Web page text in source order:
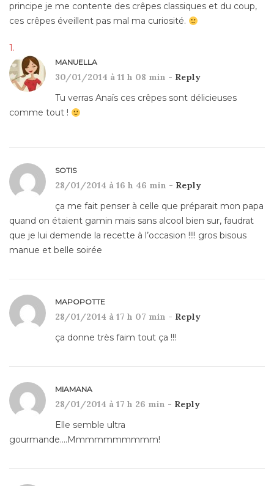
principe je me contente des crêpes classiques et du coup,
ces crêpes éveillent pas mal ma curiosité.
MANUELLA
30/01/2014 à 11 h 08 min - Reply
Tu verras Anaïs ces crêpes sont délicieuses
comme tout !
SOTIS
28/01/2014 à 16 h 46 min - Reply
ça me fait penser à celle que préparait mon papa
quand on étaient gamin mais sans alcool bien sur, faudrat
que je lui demende la recette à l’occasion !!!! gros bisous
manue et belle soirée
MAPOPOTTE
28/01/2014 à 17 h 07 min - Reply
ça donne très faim tout ça !!!
MIAMANA
28/01/2014 à 17 h 26 min - Reply
Elle semble ultra
gourmande….Mmmmmmmmmm!